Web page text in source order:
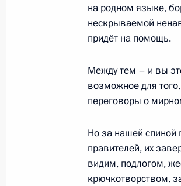
Пленарное
форума
27 июля 2023
Ответ на вопрос
27 июля 2023 года,
на родном языке,
нескрываемой
придёт на помощь.
Между тем – и вы
возможное для
переговоры о
Но за нашей спиной
правителей, их
видим, подлогом,
крючкотворством,